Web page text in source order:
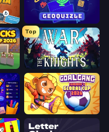
GeoQuizle
Free Kicks World Cup 2026
Top
War the Knights
Goal Gang